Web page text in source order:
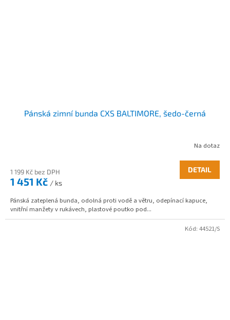
Pánská zimní bunda CXS BALTIMORE, šedo-černá
Na dotaz
1 199 Kč bez DPH
1 451 Kč / ks
DETAIL
Pánská zateplená bunda, odolná proti vodě a větru, odepínací kapuce,
vnitřní manžety v rukávech, plastové poutko pod...
Kód: 44521/S